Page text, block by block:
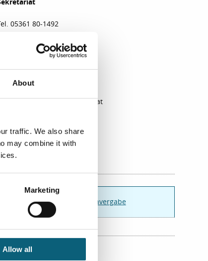
About
traffic. We also share
may combine it with
Marketing
Allow all
05361 80-1492
So finden Sie zu uns
und Sekretariat
∇Infopunkt 7, Ebene 5
Sprechstunden und Terminvergabe
Flyer